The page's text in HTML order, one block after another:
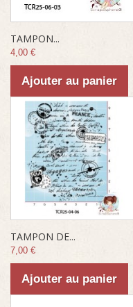
TAMPON...
4,00 €
Ajouter au panier
TAMPON DE...
7,00 €
Ajouter au panier